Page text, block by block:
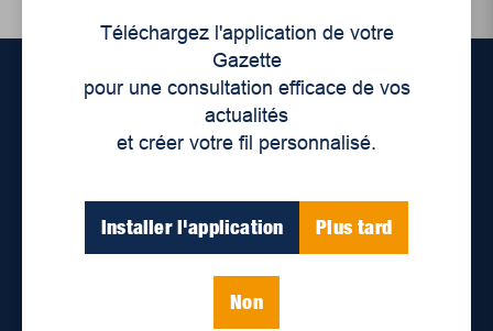
Téléchargez l'application de votre
Gazette
pour une consultation efficace de vos
actualités
et créer votre fil personnalisé.
Installer l'application Plus tard
Non
Déontologie et confidentialité